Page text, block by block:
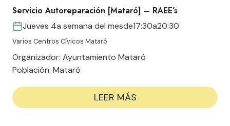
Servicio Autoreparación [Mataró] – RAEE’s
Jueves 4a semana del mesde17:30a20:30
Varios Centros Cívicos Mataró
Organizador: Ayuntamiento Mataró
Población: Mataró
LEER MÁS